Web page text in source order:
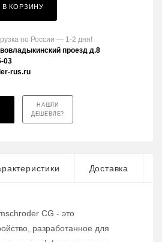
В КОРЗИНУ
по России — 1-2 дня!
проезд д.8
03
rus.ru
НАШЛИ
ДЕШЕВЛЕ?
Доставка
CG - это
разработанное для